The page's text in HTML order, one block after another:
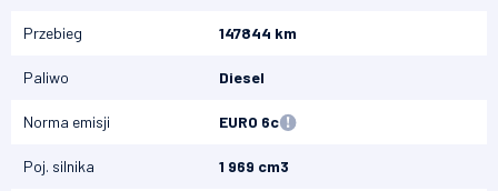
Przebieg 147844 km
Paliwo Diesel
Norma emisji EURO 6c
Poj. silnika 1 969 cm3